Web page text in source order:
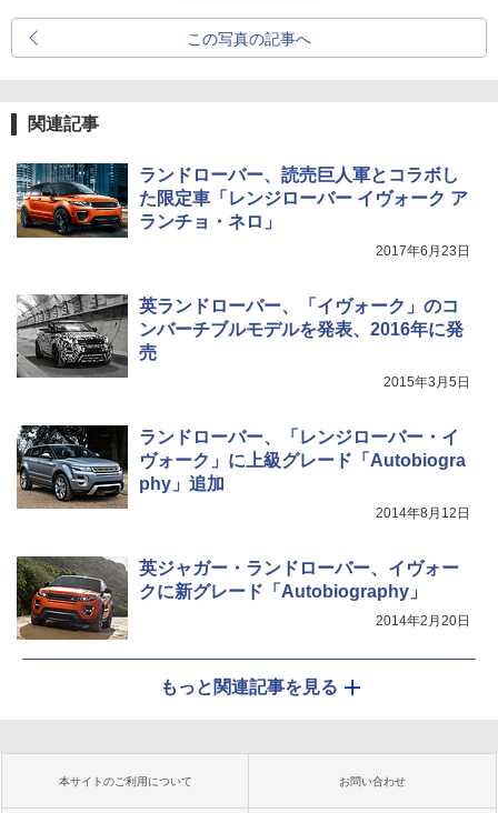
この写真の記事へ
関連記事
ランドローバー、読売巨人軍とコラボし
た限定車「レンジローバー イヴォーク ア
ランチョ・ネロ」
2017年6月23日
英ランドローバー、「イヴォーク」のコ
ンバーチブルモデルを発表、2016年に発
売
2015年3月5日
ランドローバー、「レンジローバー・イ
ヴォーク」に上級グレード「Autobiogra
phy」追加
2014年8月12日
英ジャガー・ランドローバー、イヴォー
クに新グレード「Autobiography」
2014年2月20日
もっと関連記事を見る
本サイトのご利用について お問い合わせ